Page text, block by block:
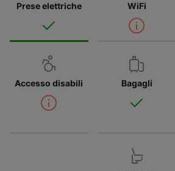
Prese elettriche WiFi
Accesso disabili Bagagli